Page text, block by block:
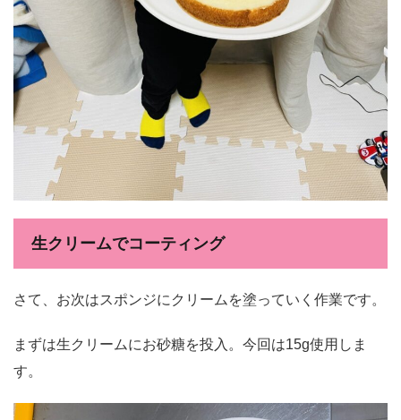
生クリームでコーティング
さて、お次はスポンジにクリームを塗っていく作業です。
まずは生クリームにお砂糖を投入。今回は15g使用しま
す。